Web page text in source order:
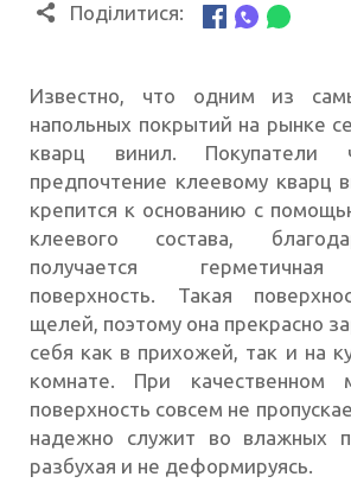
Поділитися:
Известно, что одним из
напольных покрытий на рынке
кварц винил. Покупатели
предпочтение клеевому кварц
крепится к основанию с
клеевого состава,
получается
поверхность. Такая
щелей, поэтому она прекрасно
себя как в прихожей, так и на
комнате. При качественном
поверхность совсем не
надежно служит во влажных
разбухая и не деформируясь.